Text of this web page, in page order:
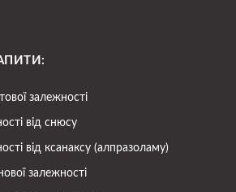
залежності
від снюсу
від ксанаксу (алпразоламу)
залежності